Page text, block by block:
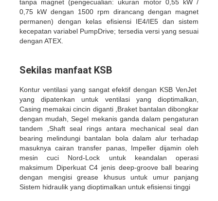
tanpa magnet (pengecualian: ukuran motor 0,55 kW /
0,75 kW dengan 1500 rpm dirancang dengan magnet
permanen) dengan kelas efisiensi IE4/IE5 dan sistem
kecepatan variabel PumpDrive; tersedia versi yang sesuai
dengan ATEX.
Sekilas manfaat KSB
Kontur ventilasi yang sangat efektif dengan KSB VenJet
yang dipatenkan untuk ventilasi yang dioptimalkan,
Casing memakai cincin diganti ,Braket bantalan dibongkar
dengan mudah, Segel mekanis ganda dalam pengaturan
tandem ,Shaft seal rings antara mechanical seal dan
bearing melindungi bantalan bola dalam alur terhadap
masuknya cairan transfer panas, Impeller dijamin oleh
mesin cuci Nord-Lock untuk keandalan operasi
maksimum Diperkuat C4 jenis deep-groove ball bearing
dengan mengisi grease khusus untuk umur panjang
Sistem hidraulik yang dioptimalkan untuk efisiensi tinggi